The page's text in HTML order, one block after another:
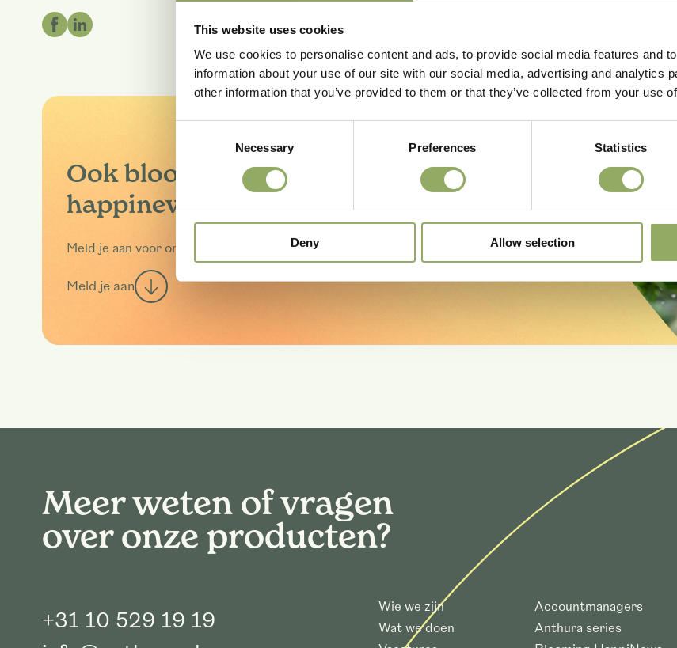
This website uses cookies
We use cookies to personalise content and ads, to provide social media features and
information about your use of our site with our social media, advertising and analytics
other information that you’ve provided to them or that they’ve collected from your use
Necessary Preferences Statistics
Deny Allow selection
Ook blooming
happinews ontvangen?
Meld je aan voor onze nieuwsbrief.
Meld je aan
Meer weten of vragen
over onze producten?
+31 10 529 19 19
Wie we zijn
Wat we doen
Accountmanagers
Anthura series